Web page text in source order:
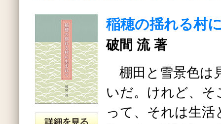
稲穂の揺れる村
破間 流 著
棚田と雪景色は
いだ。けれど、
って、それは生